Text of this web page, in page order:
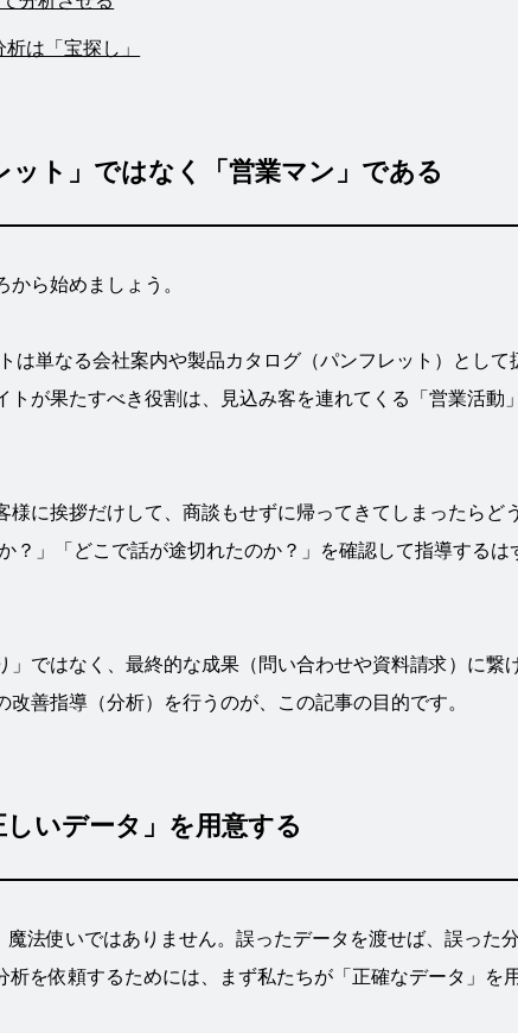
は「宝探し」
ット」ではなく「営業マン」である
ら始めましょう。
は単なる会社案内や製品カタログ（パンフレット）として
トが果たすべき役割は、見込み客を連れてくる「営業活動
様に挨拶だけして、商談もせずに帰ってきてしまったらど
？」「どこで話が途切れたのか？」を確認して指導するは
」ではなく、最終的な成果（問い合わせや資料請求）に繋
善指導（分析）を行うのが、この記事の目的です。
いデータ」を用意する
魔法使いではありません。誤ったデータを渡せば、誤った
を依頼するためには、まず私たちが「正確なデータ」を